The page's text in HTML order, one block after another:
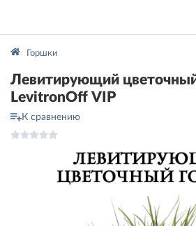
Горшки
Левитирующий
LevitronOff VIP
К сравнению